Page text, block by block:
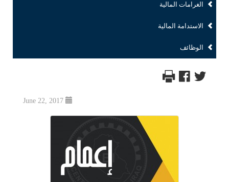
الغرامات المالية
الاستدامة المالية
الوظائف